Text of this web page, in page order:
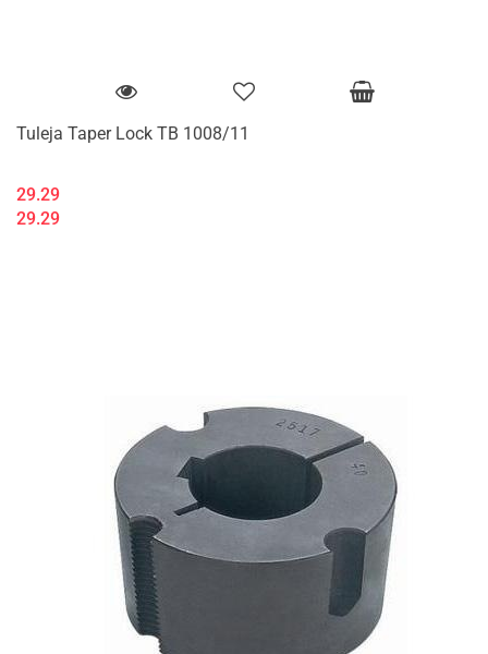
Tuleja Taper Lock TB 1008/11
29.29
29.29